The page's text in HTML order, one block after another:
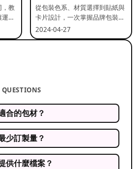
，教
送
從包裝色系、材質選擇到貼紙與
卡片設計，一次掌握品牌包裝的
關鍵要素。
2024-04-27
QUESTIONS
合的包材？
少訂製量？
供什麼檔案？